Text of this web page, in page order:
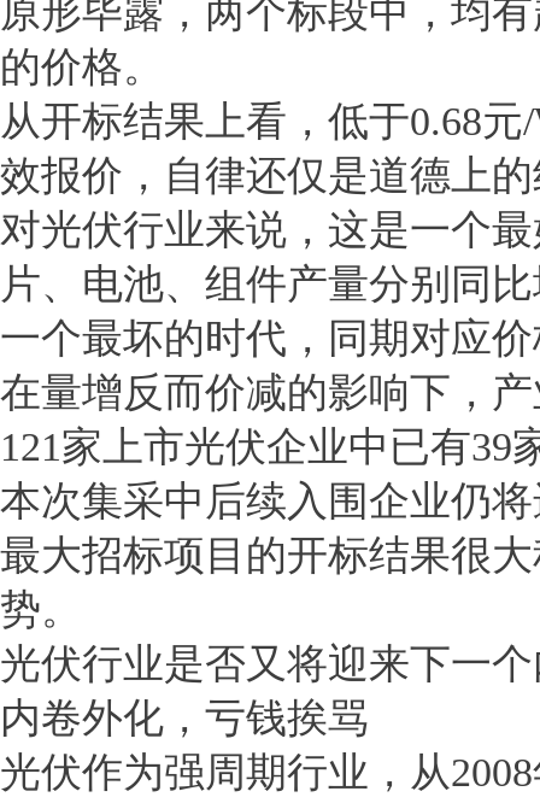
原形毕露，两个标段中，均
的价格。
从开标结果上看，低于0.68
效报价，自律还仅是道德上
对光伏行业来说，这是一个
片、电池、组件产量分别同
一个最坏的时代，同期对应
在量增反而价减的影响下，
121家上市光伏企业中已有39
本次集采中后续入围企业仍
最大招标项目的开标结果很
势。
光伏行业是否又将迎来下一
内卷外化，亏钱挨骂
光伏作为强周期行业，从